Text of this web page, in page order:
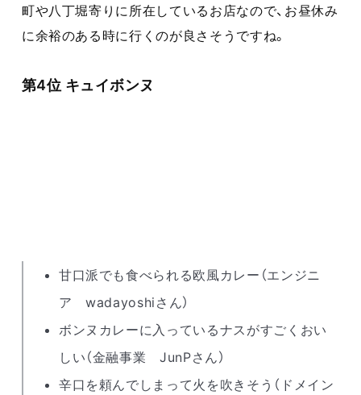
町や八丁堀寄りに所在しているお店なので、お昼休み
に余裕のある時に行くのが良さそうですね。
第4位 キュイボンヌ
甘口派でも食べられる欧風カレー（エンジニ
ア wadayoshiさん）
ボンヌカレーに入っているナスがすごくおい
しい（金融事業 JunPさん）
辛口を頼んでしまって火を吹きそう（ドメイン